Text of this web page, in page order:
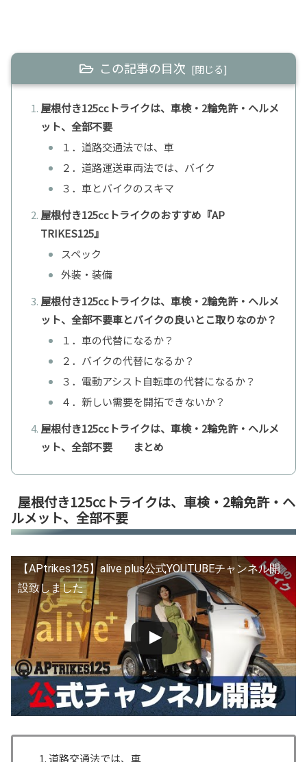
この記事の目次
屋根付き125ccトライクは、車検・2輪免許・ヘルメ
ット、全部不要
１．道路交通法では、車
２．道路運送車両法では、バイク
３．車とバイクのスキマ
屋根付き125ccトライクのおすすめ『AP
TRIKES125』
スペック
外装・装備
屋根付き125ccトライクは、車検・2輪免許・ヘルメ
ット、全部不要車とバイクの良いとこ取りなのか？
１．車の代替になるか？
２．バイクの代替になるか？
３．電動アシスト自転車の代替になるか？
４．新しい需要を開拓できないか？
屋根付き125ccトライクは、車検・2輪免許・ヘルメ
ット、全部不要 まとめ
屋根付き125ccトライクは、車検・2輪免許・ヘ
ルメット、全部不要
【APtrikes125】alive plus公式YOUTUBEチャンネル開
設致しました
道路交通法では、車